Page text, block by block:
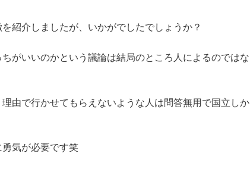
紹介しましたが、いかがでしたでしょうか？
がいいのかという議論は結局のところ人によるのではな
由で行かせてもらえないような人は問答無用で国立しか
気が必要です笑